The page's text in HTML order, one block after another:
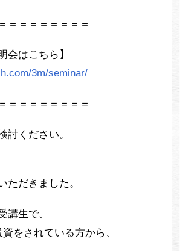
＝＝＝＝＝＝＝＝
会はこちら】
3m/seminar/
＝＝＝＝＝＝＝＝
討ください。
ただきました。
講生で、
をされている方から、